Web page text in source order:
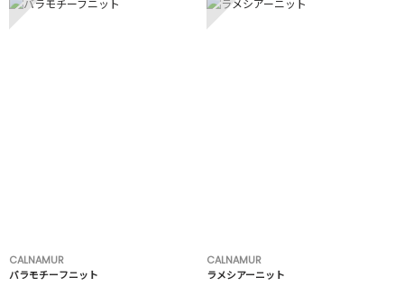
CALNAMUR
バラモチーフニット
CALNAMUR
ラメシアーニット